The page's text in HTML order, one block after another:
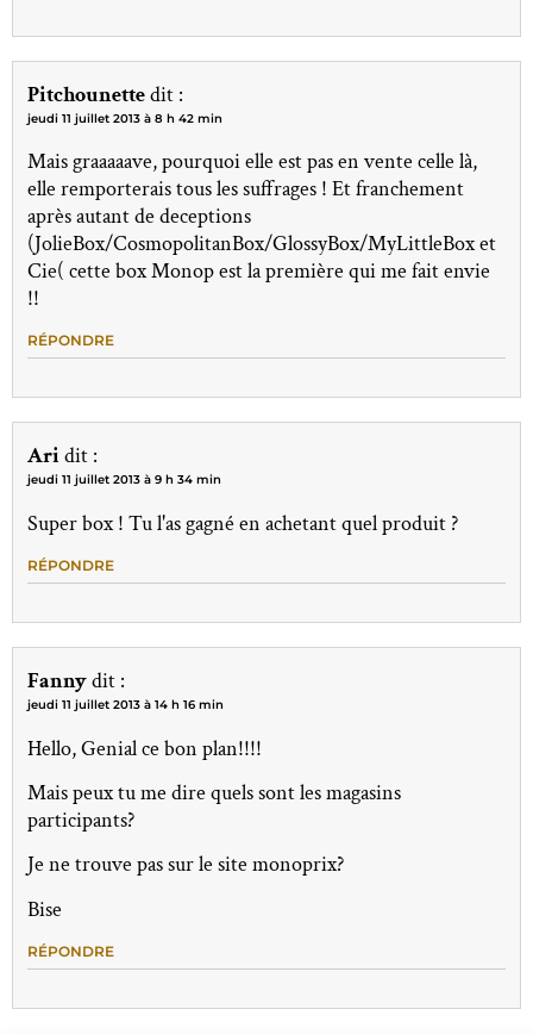
Pitchounettedit :
jeudi 11 juillet 2013 à 8 h 42 min
Mais graaaaave, pourquoi elle est pas en vente celle là,
elle remporterais tous les suffrages ! Et franchement
après autant de deceptions
(JolieBox/CosmopolitanBox/GlossyBox/MyLittleBox et
Cie( cette box Monop est la première qui me fait envie
!!
RÉPONDRE
Aridit :
jeudi 11 juillet 2013 à 9 h 34 min
Super box ! Tu l'as gagné en achetant quel produit ?
RÉPONDRE
Fannydit :
jeudi 11 juillet 2013 à 14 h 16 min
Hello, Genial ce bon plan!!!!
Mais peux tu me dire quels sont les magasins
participants?
Je ne trouve pas sur le site monoprix?
Bise
RÉPONDRE